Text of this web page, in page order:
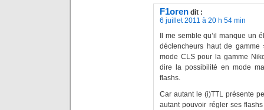
F1oren dit :
6 juillet 2011 à 20 h 54 min
Il me semble qu’il manque un
déclencheurs haut de
mode CLS pour la gamme
dire la possibilité en mode
flashs.
Car autant le (i)TTL présente
autant pouvoir régler ses